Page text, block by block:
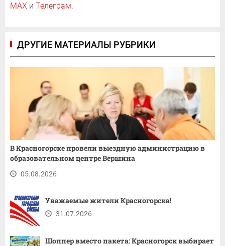
MAX и Телеграм.
ДРУГИЕ МАТЕРИАЛЫ РУБРИКИ
В Красногорске провели выездную администрацию в
образовательном центре Вершина
05.08.2026
Уважаемые жители Красногорска!
31.07.2026
Шоппер вместо пакета: Красногорск выбирает